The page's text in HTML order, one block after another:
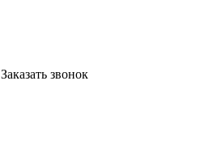
Заказать звонок